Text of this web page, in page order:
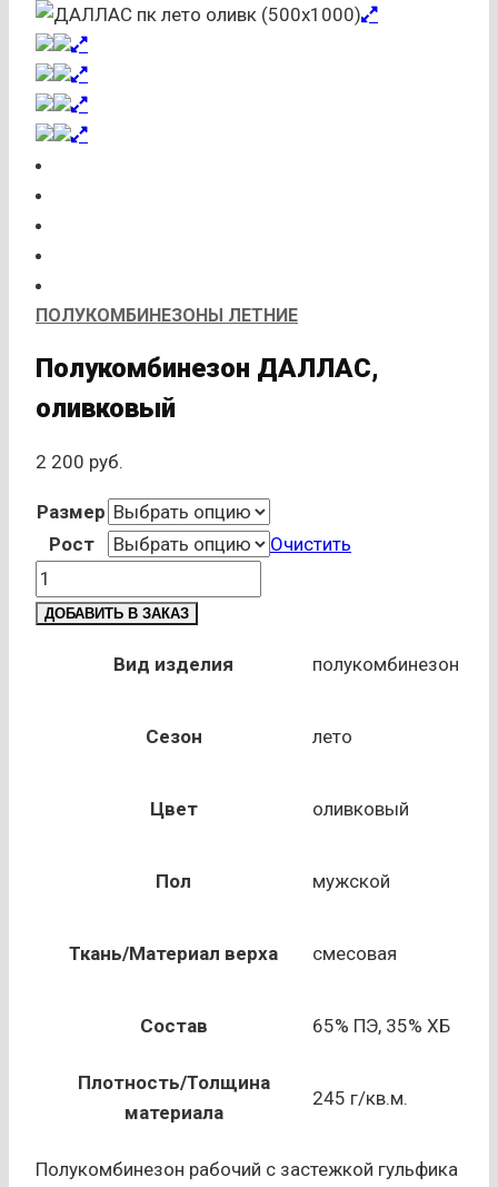
ПОЛУКОМБИНЕЗОНЫ ЛЕТНИЕ
Полукомбинезон ДАЛЛАС,
оливковый
2 200 руб.
Размер
Рост
Очистить
Количество
товара
ДАЛЛАС,
ДОБАВИТЬ В ЗАКАЗ
Вид изделия полукомбинезон
Сезон лето
Цвет оливковый
Пол мужской
Ткань/Материал верха смесовая
Состав 65% ПЭ, 35% ХБ
Плотность/Толщина
материала
245 г/кв.м.
Полукомбинезон рабочий с застежкой гульфика